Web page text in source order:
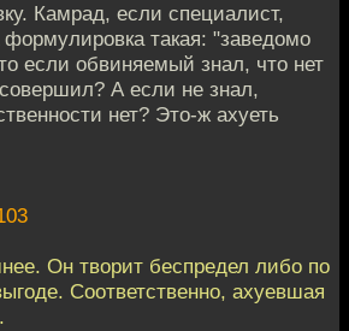
Камрад, если специалист,
формулировка такая: "заведомо
если обвиняемый знал, что нет
А если не знал,
нет? Это-ж ахуеть
Он творит беспредел либо по
Соответственно, ахуевшая